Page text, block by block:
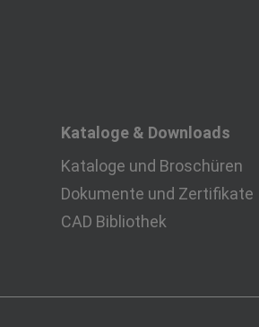
Kataloge & Downloads
Kataloge und Broschüren
Dokumente und Zertifikate
CAD Bibliothek